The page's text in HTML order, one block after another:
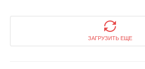
ЗАГРУЗИТЬ ЕЩЕ